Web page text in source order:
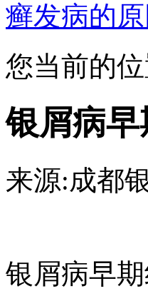
癣发病的原
您当前的
银屑病
来源:成都
银屑病早